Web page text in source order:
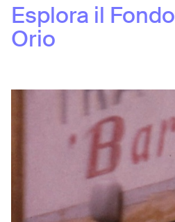
Esplora il Fondo
Orio